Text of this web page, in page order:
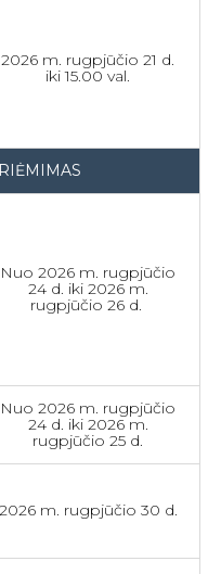
2026 m. rugpjūčio 21 d.
iki 15.00 val.
Nuo 2026 m. rugpjūčio
24 d. iki 2026 m.
rugpjūčio 26 d.
Nuo 2026 m. rugpjūčio
24 d. iki 2026 m.
rugpjūčio 25 d.
2026 m. rugpjūčio 30 d.